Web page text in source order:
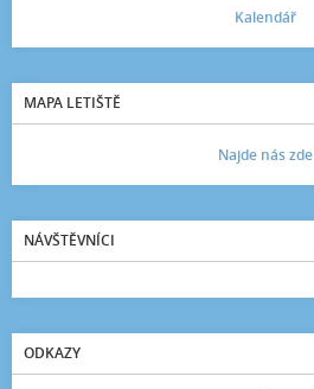
Kalendář
MAPA LETIŠTĚ
Najde nás zde
NÁVŠTĚVNÍCI
ODKAZY